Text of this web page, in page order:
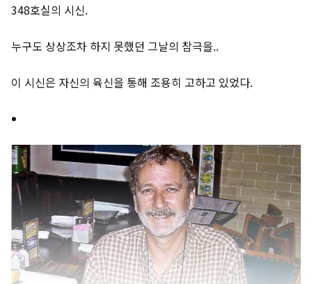
348호실의 시신.
누구도 상상조차 하지 못했던 그날의 참극을..
이 시신은 자신의 육신을 통해 조용히 고하고 있었다.